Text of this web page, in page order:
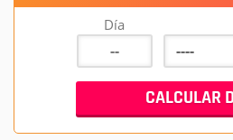
Día